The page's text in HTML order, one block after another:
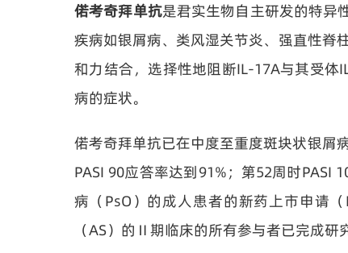
偌考奇拜单抗是君实生物自主研发的特异
疾病如银屑病、类风湿关节炎、强直性脊
和力结合，选择性地阻断IL-17A与其受
病的症状。
偌考奇拜单抗已在中度至重度斑块状银
PASI 90应答率达到91%；第52周时PASI
病（PsO）的成人患者的新药上市申请
（AS）的Ⅱ期临床的所有参与者已完成研